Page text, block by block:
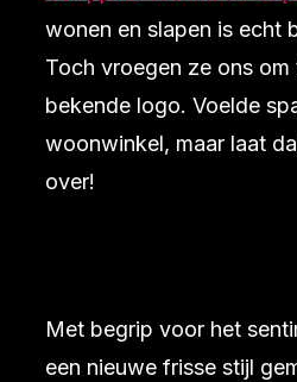
wonen en slapen is echt
Toch vroegen ze ons om
bekende logo. Voelde
woonwinkel, maar laat
over!
Met begrip voor het
een nieuwe frisse stijl